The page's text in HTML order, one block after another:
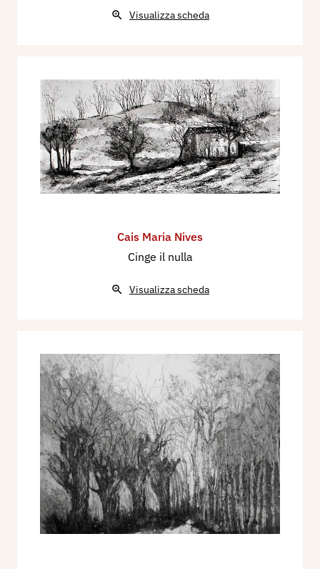
Visualizza scheda
Cais Maria Nives
Cinge il nulla
Visualizza scheda